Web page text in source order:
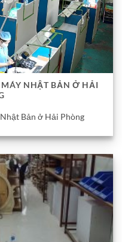
NHẬT BẢN Ở HẢI
Bản ở Hải Phòng